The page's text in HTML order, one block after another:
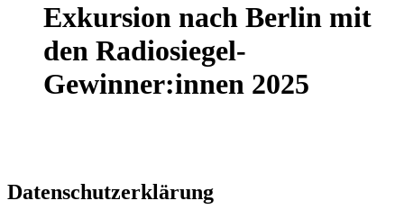
Exkursion nach Berlin mit
den Radiosiegel-
Gewinner:innen 2025
Datenschutzerklärung